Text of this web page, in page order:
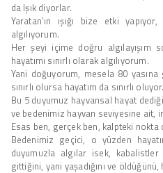
da Işık diyorlar.
Yaratan’ın ışığı bize etki
algılıyorum.
Her şeyi içime doğru algılayışım
hayatımı sınırlı olarak algılıyorum.
Yani doğuyorum, mesela 80
sınırlı olursa hayatım da sınırlı oluyor.
Bu 5 duyumuz hayvansal hayat
ve bedenimiz hayvan seviyesine ait,
Esas ben, gerçek ben, kalpteki nokta
Bedenimiz geçici, o yüzden
duyumuzla algılar isek,
gittiğini, yani yaşadığını ve